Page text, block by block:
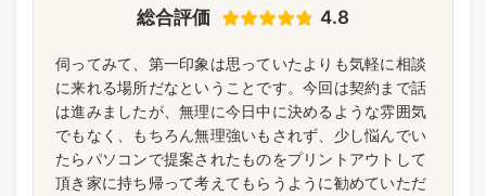
総合評価 4.8
伺ってみて、第一印象は思っていたよりも気軽に相談
に来れる場所だなということです。今回は契約まで話
は進みましたが、無理に今日中に決めるような雰囲気
でもなく、もちろん無理強いもされず、少し悩んでい
たらパソコンで提案されたものをプリントアウトして
頂き家に持ち帰って考えてもらうように勧めていただ